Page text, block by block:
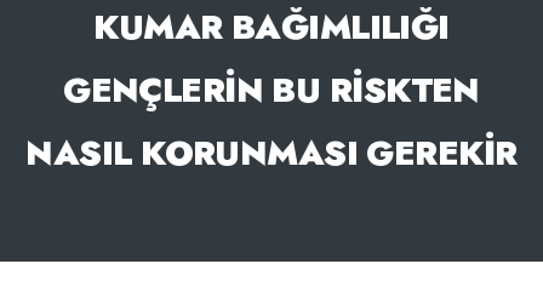
KUMAR BAĞIMLILIĞI
GENÇLERIN BU RISKTEN
NASIL KORUNMASI GEREKIR